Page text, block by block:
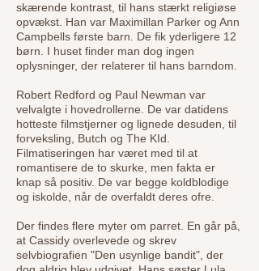
skærende kontrast, til hans stærkt religiøse
opvækst. Han var Maximillan Parker og Ann
Campbells første barn. De fik yderligere 12
børn. I huset finder man dog ingen
oplysninger, der relaterer til hans barndom.
Robert Redford og Paul Newman var
velvalgte i hovedrollerne. De var datidens
hotteste filmstjerner og lignede desuden, til
forveksling, Butch og The KId.
Filmatiseringen har været med til at
romantisere de to skurke, men fakta er
knap så positiv. De var begge koldblodige
og iskolde, når de overfaldt deres ofre.
Der findes flere myter om parret. En går på,
at Cassidy overlevede og skrev
selvbiografien "Den usynlige bandit", der